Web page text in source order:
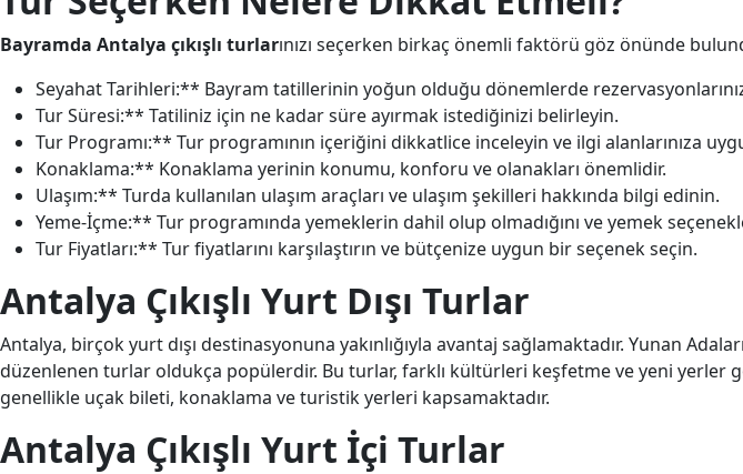
Bayramda Antalya çıkışlı turlarınızı seçerken birkaç önemli faktörü göz önünde
Seyahat Tarihleri:** Bayram tatillerinin yoğun olduğu dönemlerde
Tur Süresi:** Tatiliniz için ne kadar süre ayırmak istediğinizi belirleyin.
Tur Programı:** Tur programının içeriğini dikkatlice inceleyin ve ilgi alanlarınıza
Konaklama:** Konaklama yerinin konumu, konforu ve olanakları önemlidir.
Ulaşım:** Turda kullanılan ulaşım araçları ve ulaşım şekilleri hakkında bilgi edinin.
Yeme-İçme:** Tur programında yemeklerin dahil olup olmadığını ve yemek
Tur Fiyatları:** Tur fiyatlarını karşılaştırın ve bütçenize uygun bir seçenek seçin.
Antalya Çıkışlı Yurt Dışı Turlar
Antalya, birçok yurt dışı destinasyonuna yakınlığıyla avantaj sağlamaktadır. Yunan
düzenlenen turlar oldukça popülerdir. Bu turlar, farklı kültürleri keşfetme ve yeni yerler
genellikle uçak bileti, konaklama ve turistik yerleri kapsamaktadır.
Antalya Çıkışlı Yurt İçi Turlar